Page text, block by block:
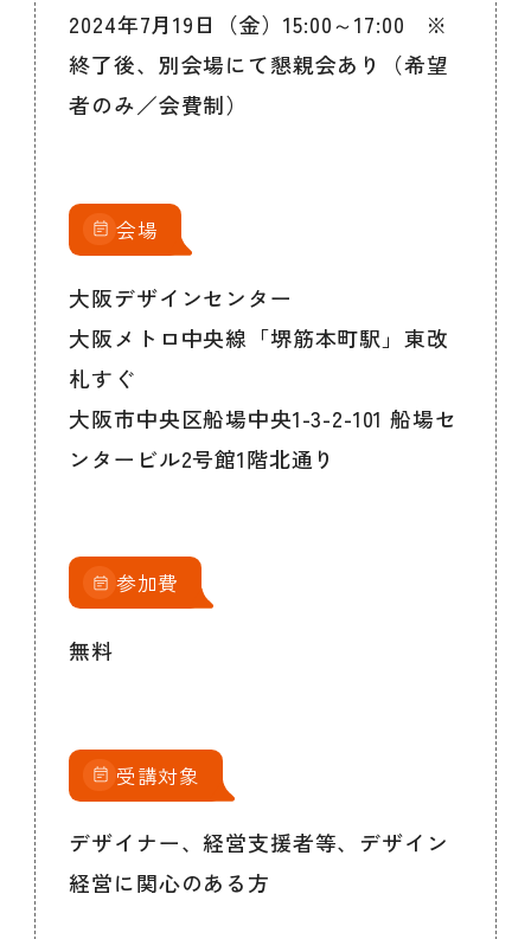
2024年7月19日（金）15:00～17:00 ※
終了後、別会場にて懇親会あり（希望
者のみ／会費制）
会場
大阪デザインセンター
大阪メトロ中央線「堺筋本町駅」東改
札すぐ
大阪市中央区船場中央1-3-2-101 船場セ
ンタービル2号館1階北通り
参加費
無料
受講対象
デザイナー、経営支援者等、デザイン
経営に関心のある方